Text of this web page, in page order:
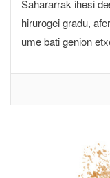
Sahararrak ihesi
hirurogei gradu,
ume bati genion